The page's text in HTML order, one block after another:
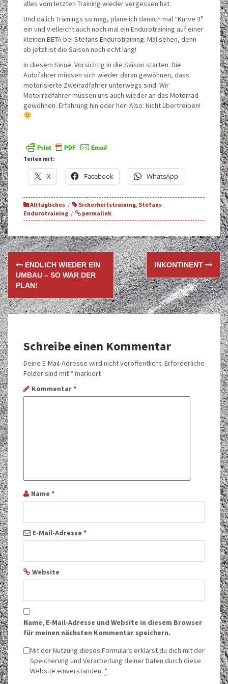
alles vom letzten Training wieder vergessen hat.
Und da ich Trainings so mag, plane ich danach mal “Kurve 3”
ein und vielleicht auch noch mal ein Endurotraining auf einer
kleinen BETA bei Stefans Endurotraining. Mal sehen, denn
ab jetzt ist die Saison noch echt lang!
In diesem Sinne: Vorsichtig in die Saison starten. Die
Autofahrer müssen sich wieder daran gewöhnen, dass
motorisierte Zweiradfahrer unterwegs sind. Wir
Motorradfahrer müssen uns auch wieder an das Motorrad
gewöhnen. Erfahrung hin oder her! Also: Nicht übertreiben!
Teilen mit:
X Facebook WhatsApp
Alltägliches Sicherheitstraining Stefans
Endurotraining
permalink
Post
navigation
ENDLICH WIEDER EIN
UMBAU – SO WAR DER
PLAN!
INKONTINENT
Schreibe einen Kommentar
Deine E-Mail-Adresse wird nicht veröffentlicht. Erforderliche
Felder sind mit * markiert
Kommentar*
Name *
E-Mail-Adresse *
Website
Name, E-Mail-Adresse und Website in diesem Browser
für meinen nächsten Kommentar speichern.
Mit der Nutzung dieses Formulars erklärst du dich mit der
Speicherung und Verarbeitung deiner Daten durch diese
Website einverstanden. *